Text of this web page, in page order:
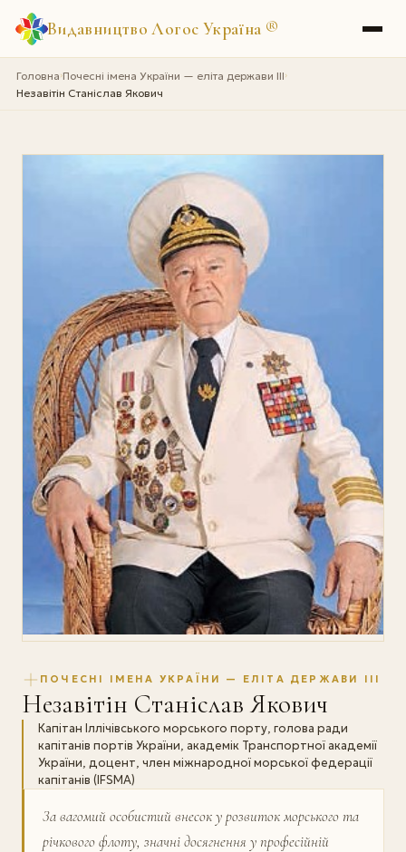
Видавництво Логос Україна ®
Головна›Почесні імена України — еліта держави III›
Незавітін Станіслав Якович
ПОЧЕСНІ ІМЕНА УКРАЇНИ — ЕЛІТА ДЕРЖАВИ III
Незавітін Станіслав Якович
Капітан Іллічівського морського порту, голова ради
капітанів портів України, академік Транспортної академії
України, доцент, член міжнародної морської федерації
капітанів (IFSMA)
За вагомий особистий внесок у розвиток морського та
річкового флоту, значні досягнення у професійній